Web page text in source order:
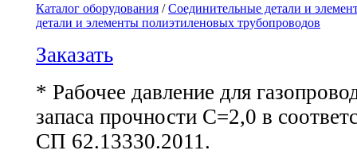
Каталог оборудования /Соединительные детали и
детали и элементы полиэтиленовых трубопроводов
Заказать
* Рабочее давление для
запаса прочности С=2,0 в
СП 62.13330.2011.